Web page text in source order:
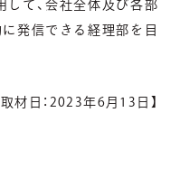
して、会社全体及び各部
発信できる経理部を目
取材日：2023年6月13日】